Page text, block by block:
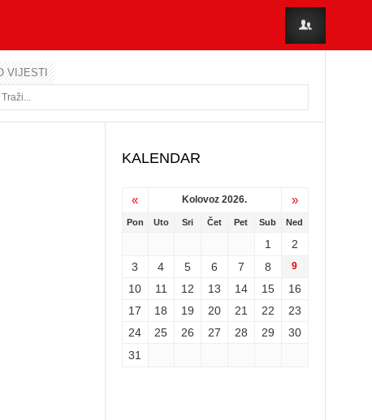
VIJESTI
KALENDAR
« Kolovoz 2026. »
Pon Uto Sri Čet Pet Sub Ned
1
2
3
4 5 6 7 8 9
10 11 12 13 14 15
16
17
18 19 20 21 22
23
24
25 26 27 28 29
30
31